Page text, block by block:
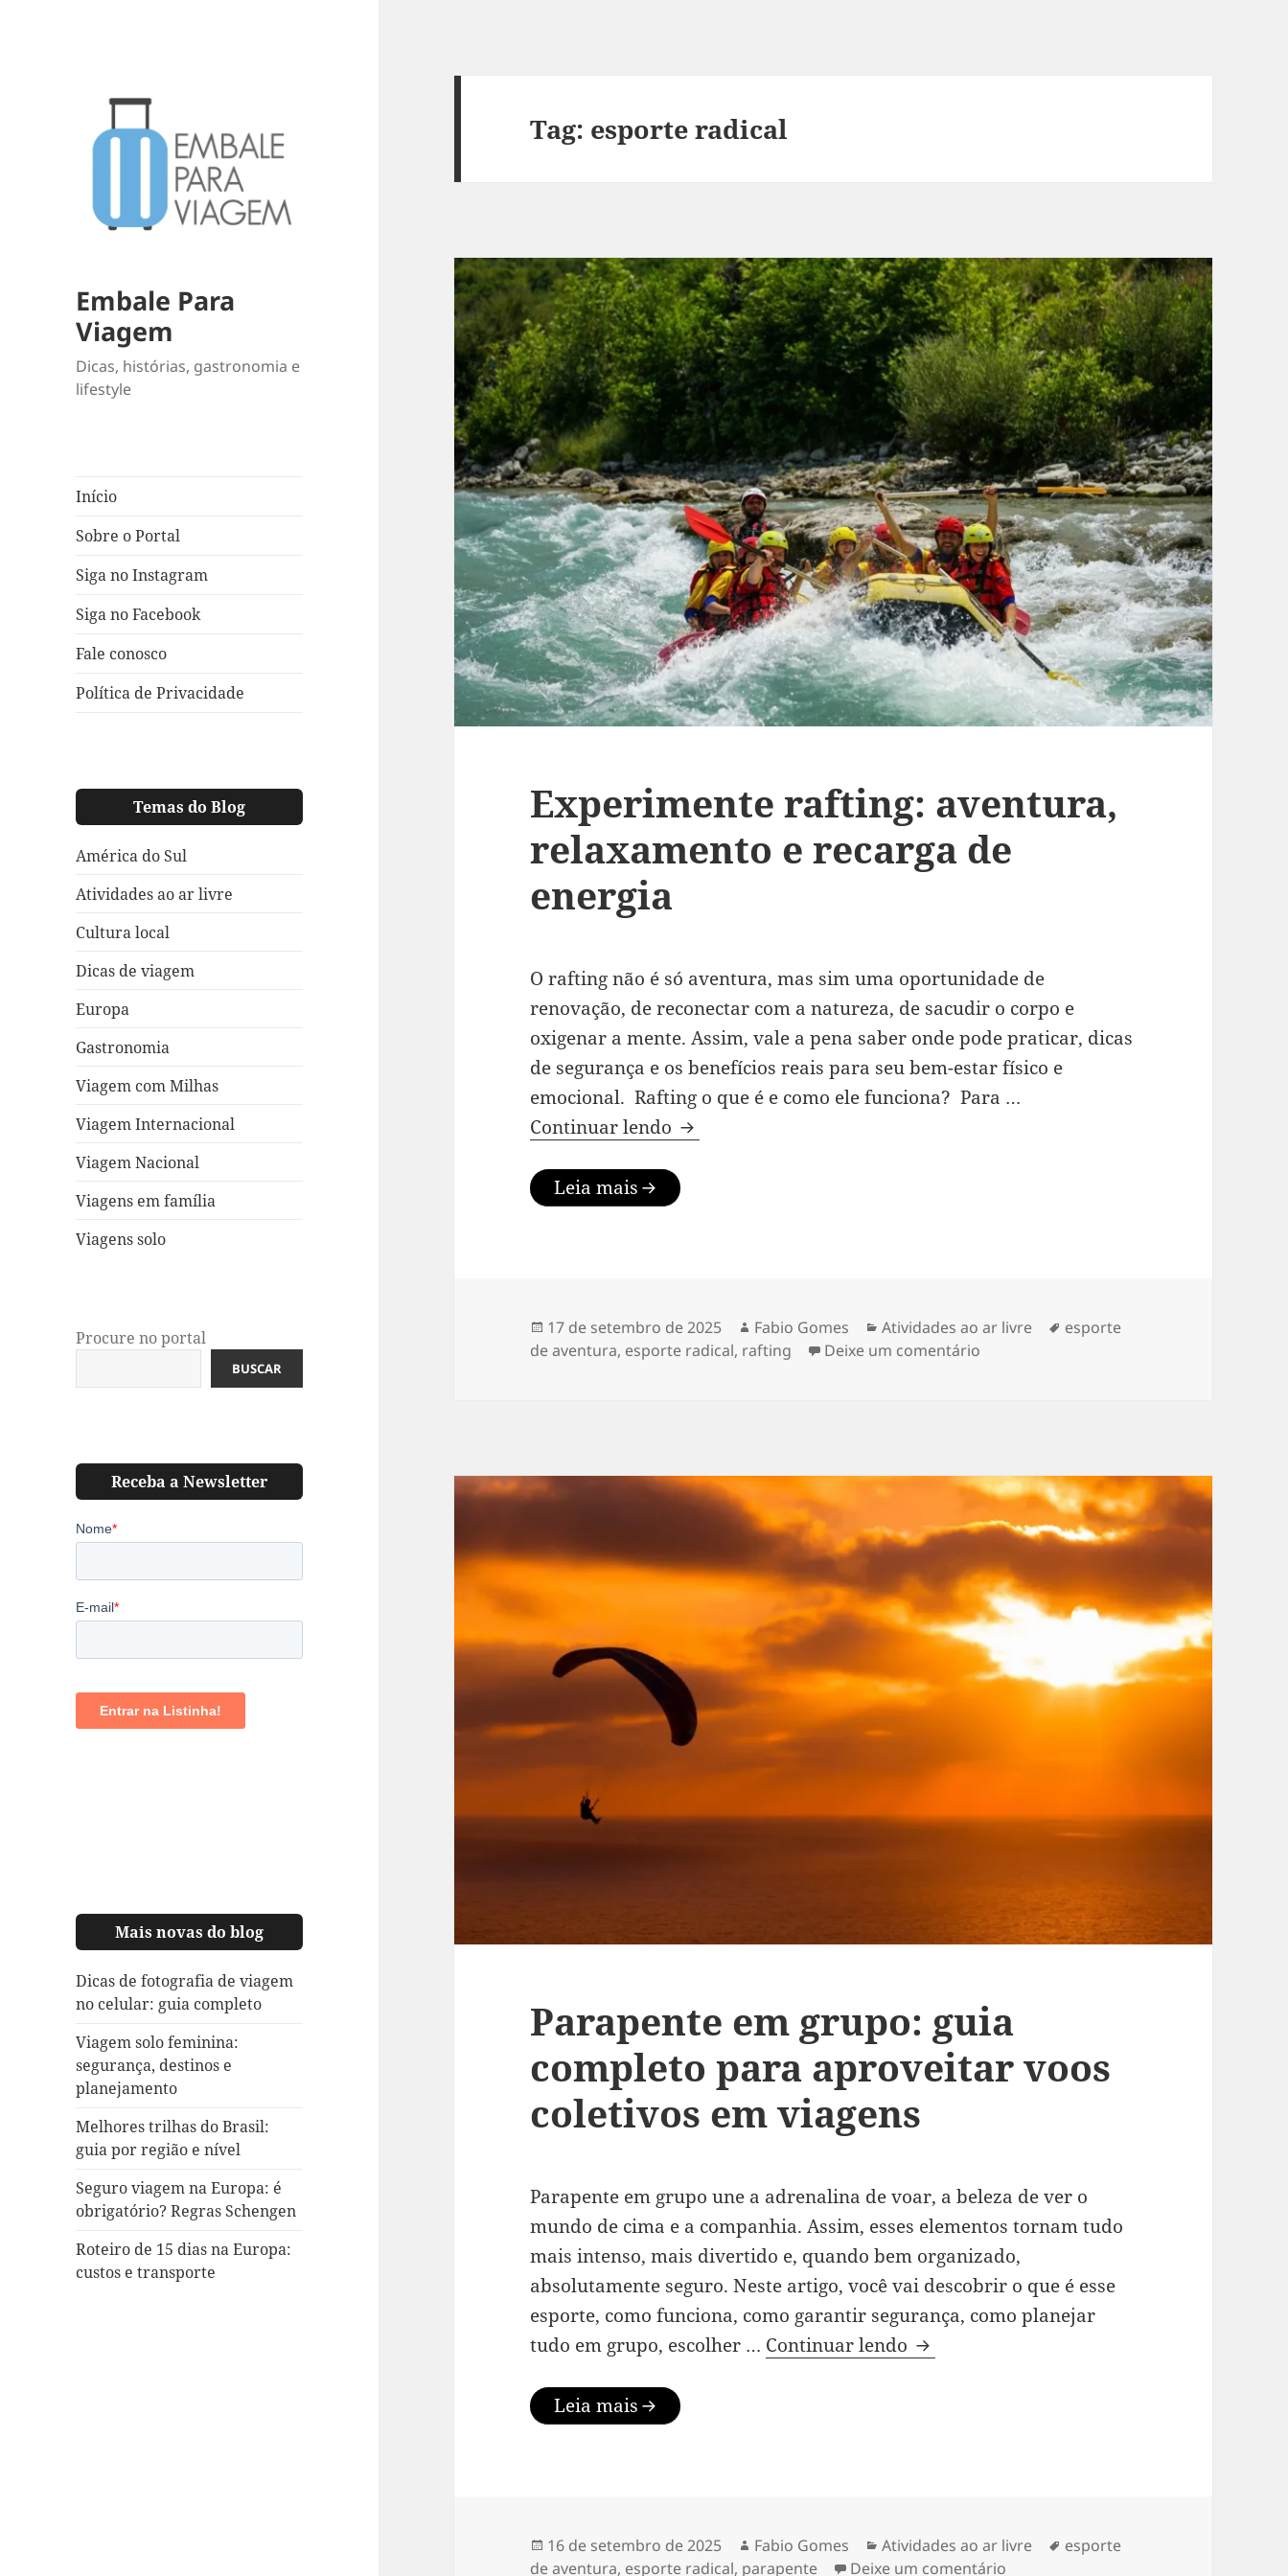
Embale Para
Viagem
Dicas, histórias, gastronomia e
lifestyle
Início
Sobre o Portal
Siga no Instagram
Siga no Facebook
Fale conosco
Política de Privacidade
Temas do Blog
América do Sul
Atividades ao ar livre
Cultura local
Dicas de viagem
Europa
Gastronomia
Viagem com Milhas
Viagem Internacional
Viagem Nacional
Viagens em família
Viagens solo
Procure no portal
BUSCAR
Receba a Newsletter
Mais novas do blog
Dicas de fotografia de viagem
no celular: guia completo
Viagem solo feminina:
segurança, destinos e
planejamento
Melhores trilhas do Brasil:
guia por região e nível
Seguro viagem na Europa: é
obrigatório? Regras Schengen
Roteiro de 15 dias na Europa:
custos e transporte
Tag: esporte radical
Experimente rafting: aventura,
relaxamento e recarga de
energia
O rafting não é só aventura, mas sim uma oportunidade de
renovação, de reconectar com a natureza, de sacudir o corpo e
oxigenar a mente. Assim, vale a pena saber onde pode praticar, dicas
de segurança e os benefícios reais para seu bem-estar físico e
emocional. Rafting o que é e como ele funciona? Para …
Continuar lendo Experimente rafting: aventura, relaxamento e recarga de energia
Leia mais
Publicado
em
17 de setembro de 2025 Autor
Fabio Gomes Categorias
Atividades ao ar livre Tags
esporte
de aventura, esporte radical, rafting Deixe um comentário
Parapente em grupo: guia
completo para aproveitar voos
coletivos em viagens
Parapente em grupo une a adrenalina de voar, a beleza de ver o
mundo de cima e a companhia. Assim, esses elementos tornam tudo
mais intenso, mais divertido e, quando bem organizado,
absolutamente seguro. Neste artigo, você vai descobrir o que é esse
esporte, como funciona, como garantir segurança, como planejar
tudo em grupo, escolher … Continuar lendo Parapente em grupo: guia completo para
Leia mais
Publicado
em
16 de setembro de 2025 Autor
Fabio Gomes Categorias
Atividades ao ar livre Tags
esporte
de aventura, esporte radical, parapente Deixe um comentário